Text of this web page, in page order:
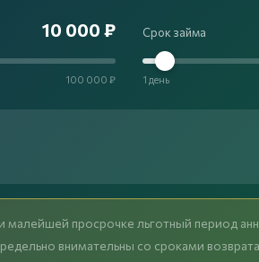
10 000 ₽
100 000 ₽
Срок займа
1 день
просрочке льготный период
внимательны со сроками